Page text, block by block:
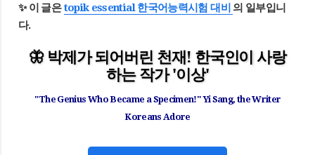
✨ 이 글은topik essential 한국어능력시험 대비 의 일부입니
다.
🦋 박제가 되어버린 천재! 한국인이 사랑
하는 작가 '이상'
"The Genius Who Became a Specimen!" Yi Sang, the Writer
Koreans Adore